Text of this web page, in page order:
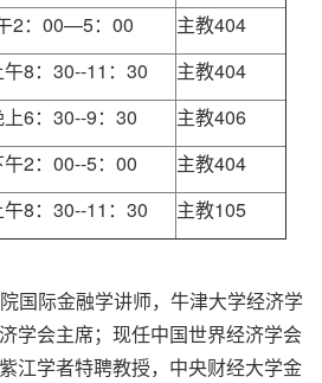
2：00—5：00
主教404
8：30--11：30
主教404
6：30--9：30
主教406
2：00--5：00
主教404
8：30--11：30
主教105
国际金融学讲师，牛津大学经济学
学会主席；现任中国世界经济学会
江学者特聘教授，中央财经大学金